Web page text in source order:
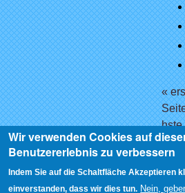
«
hste
Wir verwenden Cookies auf
Benutzererlebnis zu verbessern
Indem Sie auf die Schaltfläche Akzeptieren
einverstanden, dass wir dies tun. Nein,